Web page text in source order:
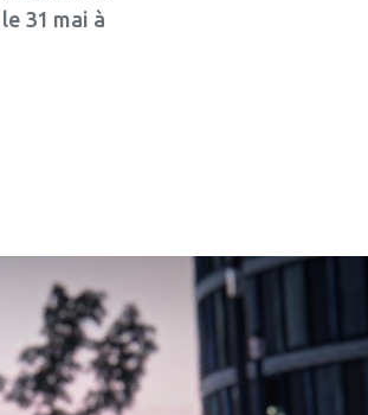
31 mai à